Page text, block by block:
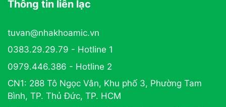
Thông tin liên lạc
tuvan@nhakhoamic.vn
0383.29.29.79 - Hotline 1
0979.446.386 - Hotline 2
CN1: 288 Tô Ngọc Vân, Khu phố 3, Phường Tam
Bình, TP. Thủ Đức, TP. HCM